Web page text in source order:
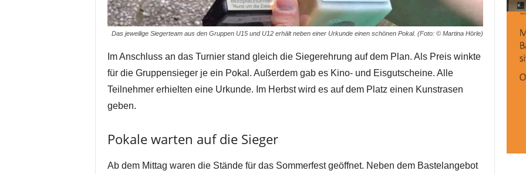
Das jeweilige Siegerteam aus den Gruppen U15 und U12 erhält neben einer Urkunde einen schönen Pokal. (Foto: © Martina Hörle)
Im Anschluss an das Turnier stand gleich die Siegerehrung auf dem Plan. Als Preis winkte
für die Gruppensieger je ein Pokal. Außerdem gab es Kino- und Eisgutscheine. Alle
Teilnehmer erhielten eine Urkunde. Im Herbst wird es auf dem Platz einen Kunstrasen
geben.
Pokale warten auf die Sieger
Ab dem Mittag waren die Stände für das Sommerfest geöffnet. Neben dem Bastelangebot